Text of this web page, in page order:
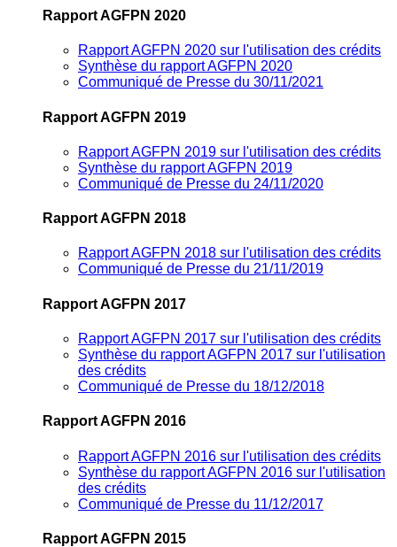
Rapport AGFPN 2020
Rapport AGFPN 2020 sur l'utilisation des crédits
Synthèse du rapport AGFPN 2020
Communiqué de Presse du 30/11/2021
Rapport AGFPN 2019
Rapport AGFPN 2019 sur l'utilisation des crédits
Synthèse du rapport AGFPN 2019
Communiqué de Presse du 24/11/2020
Rapport AGFPN 2018
Rapport AGFPN 2018 sur l'utilisation des crédits
Communiqué de Presse du 21/11/2019
Rapport AGFPN 2017
Rapport AGFPN 2017 sur l'utilisation des crédits
Synthèse du rapport AGFPN 2017 sur l'utilisation
des crédits
Communiqué de Presse du 18/12/2018
Rapport AGFPN 2016
Rapport AGFPN 2016 sur l'utilisation des crédits
Synthèse du rapport AGFPN 2016 sur l'utilisation
des crédits
Communiqué de Presse du 11/12/2017
Rapport AGFPN 2015